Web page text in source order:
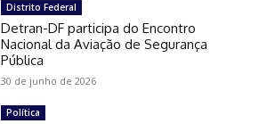
Distrito Federal
Detran-DF participa do Encontro
Nacional da Aviação de Segurança
Pública
30 de junho de 2026
Política